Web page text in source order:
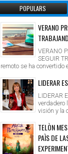
POPULARS
VERANO
VERANO
SEGUIR
remoto se ha convertido
LIDERAR
LIDERAR
verdadero
visión y la
TELÒN
PAÌS DE